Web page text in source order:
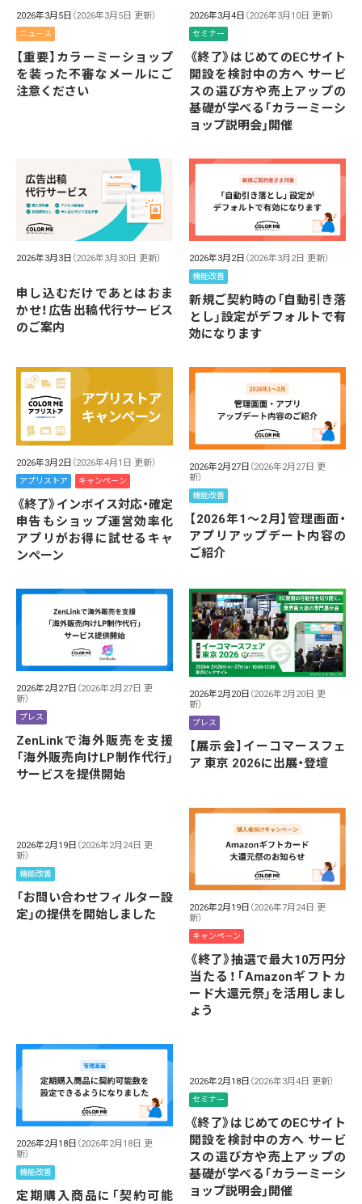
2026年3月5日 （2026年3月5日 更新）
ニュース
【重要】カラーミーショップ
を装った不審なメールにご
注意ください
2026年3月4日 （2026年3月10日 更新）
セミナー
《終了》はじめてのECサイト
開設を検討中の方へ サービ
スの選び方や売上アップの
基礎が学べる「カラーミーシ
ョップ説明会」開催
2026年3月3日 （2026年3月30日 更新）
申し込むだけであとはおま
かせ！広告出稿代行サービス
のご案内
2026年3月2日 （2026年3月2日 更新）
機能改善
新規ご契約時の「自動引き落
とし」設定がデフォルトで有
効になります
2026年3月2日 （2026年4月1日 更新）
アプリストア キャンペーン
《終了》インボイス対応・確定
申告もショップ運営効率化
アプリがお得に試せるキャ
ンペーン
2026年2月27日 （2026年2月27日 更
新）
機能改善
【2026年1～2月】管理画面・
アプリアップデート内容の
ご紹介
2026年2月27日 （2026年2月27日 更
新）
プレス
ZenLinkで海外販売を支援
「海外販売向けLP制作代行」
サービスを提供開始
2026年2月20日 （2026年2月20日 更
新）
プレス
【展示会】イーコマースフェ
ア 東京 2026に出展・登壇
2026年2月19日 （2026年2月24日 更
新）
機能改善
「お問い合わせフィルター設
定」の提供を開始しました
2026年2月19日 （2026年7月24日 更
新）
キャンペーン
《終了》抽選で最大10万円分
当たる！「Amazonギフトカ
ード大還元祭」を活用しまし
ょう
2026年2月18日 （2026年2月18日 更
新）
機能改善
定期購入商品に「契約可能
2026年2月18日 （2026年3月4日 更新）
セミナー
《終了》はじめてのECサイト
開設を検討中の方へ サービ
スの選び方や売上アップの
基礎が学べる「カラーミーシ
ョップ説明会」開催